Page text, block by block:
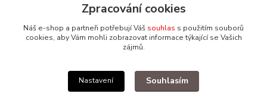
Upravit sběr cookies.
Zpracování cookies
Náš e-shop a partneři potřebují Váš souhlas s použitím souborů
cookies, aby Vám mohli zobrazovat informace týkající se Vašich
zájmů.
Nastavení Souhlasím